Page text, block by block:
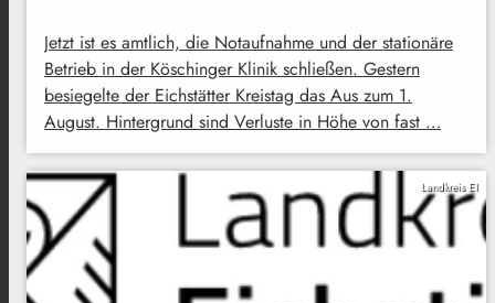
Jetzt ist es amtlich, die Notaufnahme und der stationäre
Betrieb in der Köschinger Klinik schließen. Gestern
besiegelte der Eichstätter Kreistag das Aus zum 1.
August. Hintergrund sind Verluste in Höhe von fast …
Landkreis EI